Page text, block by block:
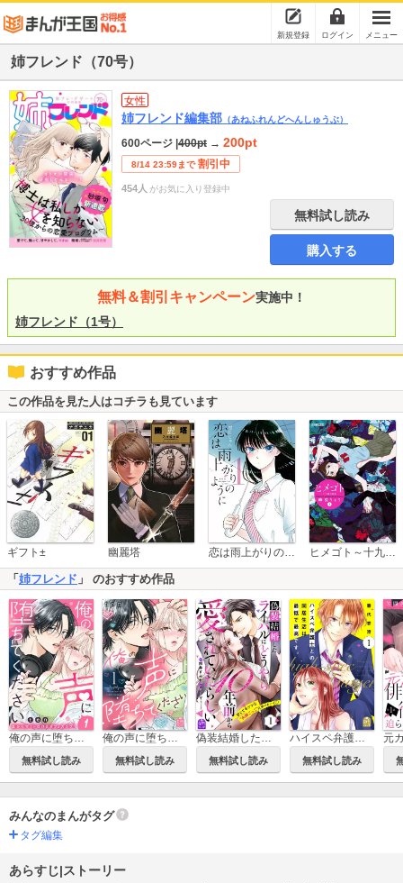
新規登録 ログイン メニュー
姉フレンド（70号）
女性
姉フレンド編集部 （あねふれんどへんしゅうぶ）
600ページ 400pt → 200pt
8/14 23:59まで 割引中
454人 がお気に入り登録中
無料試し読み
購入する
無料＆割引キャンペーン実施中！
姉フレンド（1号）
おすすめ作品
この作品を見た人はコチラも見ています
ギフト± 幽麗塔 恋は雨上がりのように ヒメゴト～十九歳の制服～
「 姉フレンド 」 のおすすめ作品
無料試し読み 無料試し読み 無料試し読み 無料試し読み
みんなのまんがタグ
タグ編集
あらすじ|ストーリー